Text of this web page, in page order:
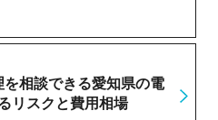
相談できる愛知県の電
リスクと費用相場